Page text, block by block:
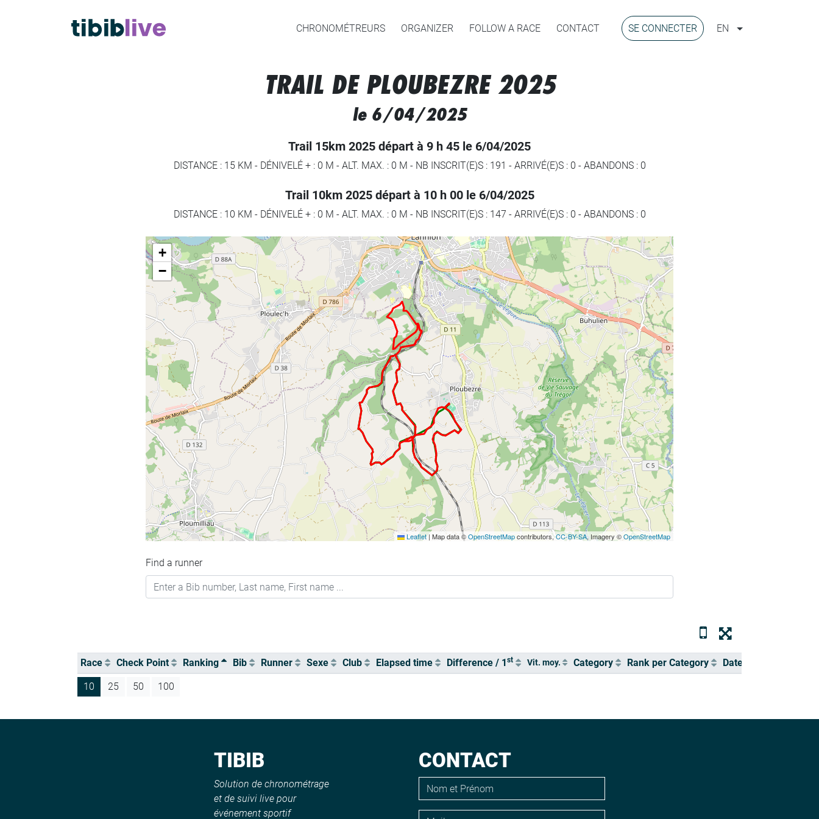
CHRONOMÉTREURS ORGANIZER FOLLOW A RACE CONTACT SE CONNECTER EN
TRAIL DE PLOUBEZRE 2025
le 6/04/2025
Trail 15km 2025 départ à 9 h 45 le 6/04/2025
DISTANCE : 15 KM - DÉNIVELÉ + : 0 M - ALT. MAX. : 0 M - NB INSCRIT(E)S : 191 - ARRIVÉ(E)S : 0 - ABANDONS : 0
Trail 10km 2025 départ à 10 h 00 le 6/04/2025
DISTANCE : 10 KM - DÉNIVELÉ + : 0 M - ALT. MAX. : 0 M - NB INSCRIT(E)S : 147 - ARRIVÉ(E)S : 0 - ABANDONS : 0
+
−
Leaflet | Map data ©OpenStreetMapcontributors,CC-BY-SA, Imagery ©OpenStreetMap
Find a runner
Race Check Point Ranking Bib Runner Sexe Club Elapsed time Difference / 1st Vit. moy. Category Rank per Category Date / Hour
10 25 50 100
TIBIB
Solution de chronométrage
et de suivi live pour
événement sportif
CONTACT